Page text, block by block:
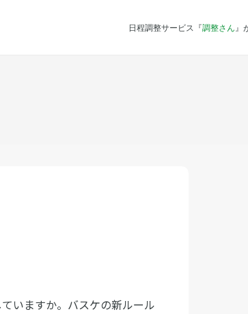
日程調整サービス『調整さん 』
いますか。バスケの新ルール